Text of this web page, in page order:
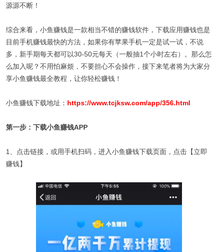
源源不断！
综合来看，小鱼赚钱是一款相当不错的赚钱软件，下载应用赚钱也是
目前手机赚钱最快的方法，如果你有苹果手机一定是试一试，不说
多，新手期每天都可以30-50元每天（一般抽1个小时左右）。那么怎
么加入呢？不用怕麻烦，不要担心不会操作，接下来笔者将为大家分
享小鱼赚钱最全教程，让你轻松赚钱！
小鱼赚钱下载地址： https://www.tcjksw.com/app/356.html
第一步：下载小鱼赚钱APP
1、点击链接，或用手机扫码，进入小鱼赚钱下载页面，点击【立即
赚钱】